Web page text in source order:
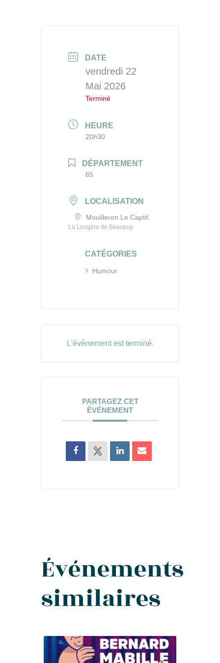
DATE
vendredi 22
Mai 2026
Terminé
HEURE
20h30
DÉPARTEMENT
85
LOCALISATION
Mouilleron Le Captif.
La Longère de Beaupuy
CATÉGORIES
Humour
L'événement est terminé.
PARTAGEZ CET
ÉVÉNEMENT
Événements
similaires